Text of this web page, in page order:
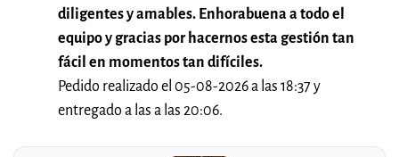
diligentes y amables. Enhorabuena a todo el
equipo y gracias por hacernos esta gestión tan
fácil en momentos tan difíciles.
Pedido realizado el 05-08-2026 a las 18:37 y
entregado a las a las 20:06.